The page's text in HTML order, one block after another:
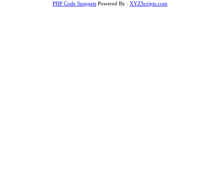
PHP Code Snippets Powered By : XYZScripts.com